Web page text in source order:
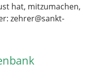
hat, mitzumachen,
zehrer@sankt-